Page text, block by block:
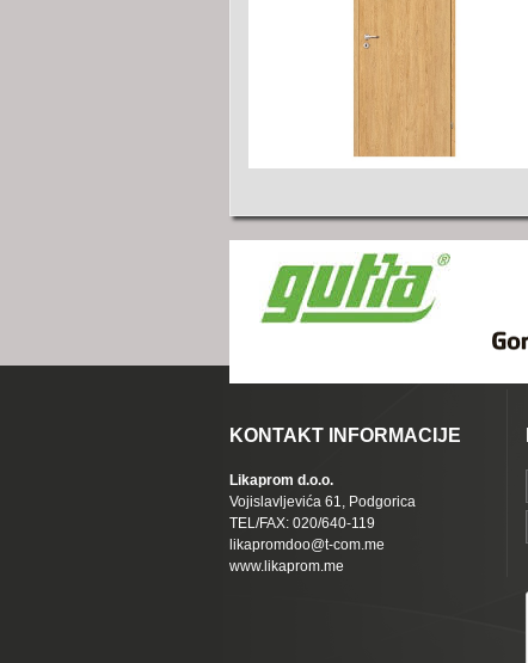
KONTAKT INFORMACIJE
Likaprom d.o.o.
Vojislavljevića 61, Podgorica
TEL/FAX: 020/640-119
likapromdoo@t-com.me
www.likaprom.me